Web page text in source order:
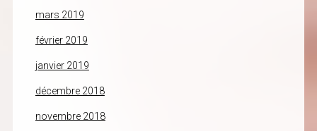
mars 2019
février 2019
janvier 2019
décembre 2018
novembre 2018